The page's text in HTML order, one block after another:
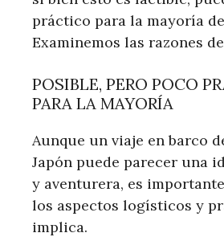
práctico para la mayoría
Examinemos las razones
POSIBLE, PERO POCO
PARA LA MAYORÍA
Aunque un viaje en barco
Japón puede parecer una
y aventurera, es
los aspectos logísticos y
implica.